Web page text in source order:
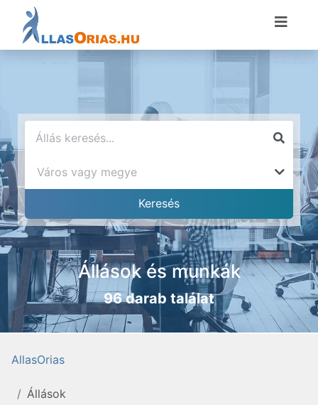
Állások és munkák
96 darab találat
AllasOrias
Állások